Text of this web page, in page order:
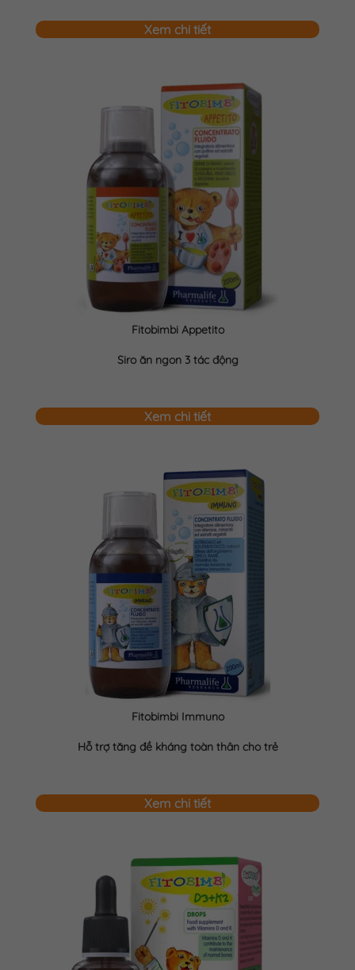
Xem chi tiết
Fitobimbi Appetito
Siro ăn ngon 3 tác động
Xem chi tiết
Fitobimbi Immuno
Hỗ trợ tăng đề kháng toàn thân cho trẻ
Xem chi tiết